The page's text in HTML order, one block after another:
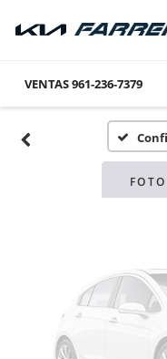
VENTAS961-236-7379
Por